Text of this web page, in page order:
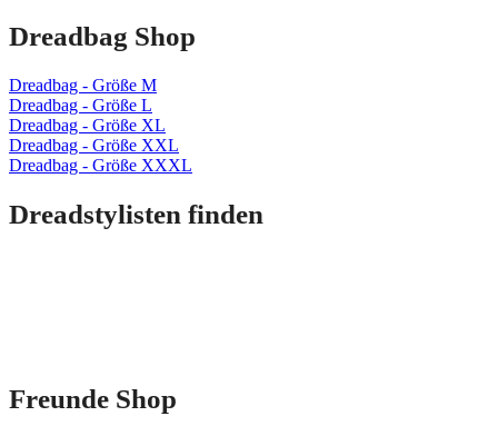
Dreadbag Shop
Dreadbag - Größe M
Dreadbag - Größe L
Dreadbag - Größe XL
Dreadbag - Größe XXL
Dreadbag - Größe XXXL
Dreadstylisten finden
Freunde Shop